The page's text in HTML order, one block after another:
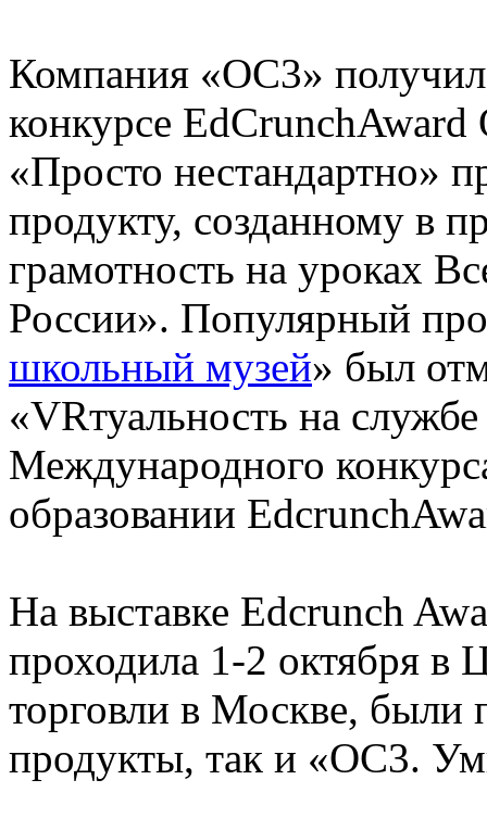
Компания «ОС3»
конкурсе
«Просто нестандартно»
продукту, созданному в
грамотность на уроках
России». Популярный
школьный музей» был
«VRтуальность на
Международного
образовании
На выставке Edcrunch
проходила 1-2 октября в
торговли в Москве, были
продукты, так и «ОС3.